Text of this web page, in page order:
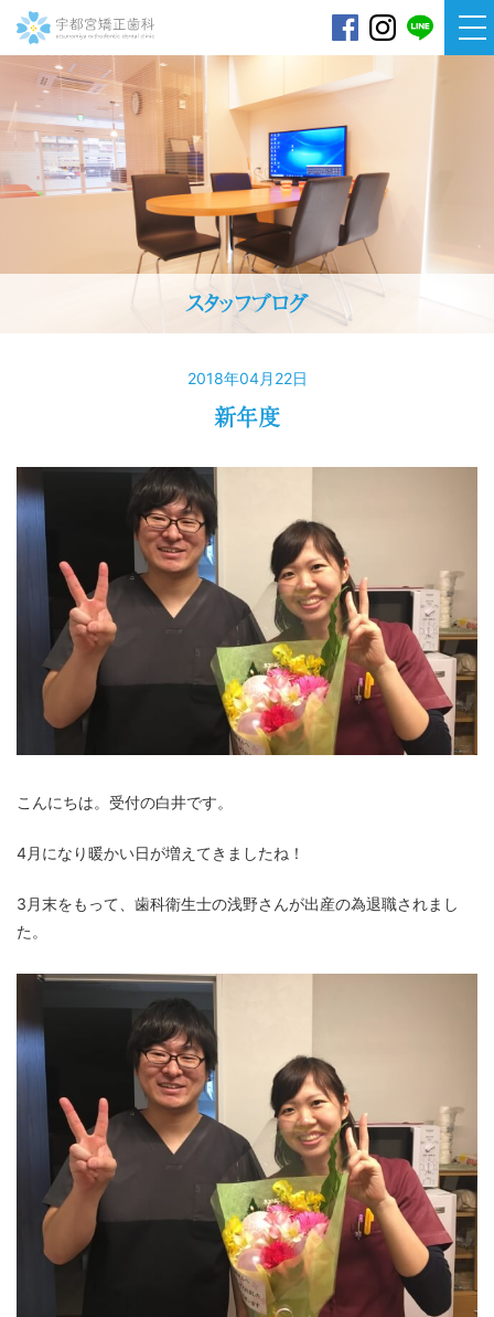
宇都宮矯正歯科
スタッフブログ
2018年04月22日
新年度
こんにちは。受付の白井です。
4月になり暖かい日が増えてきましたね！
3月末をもって、歯科衛生士の浅野さんが出産の為退職されまし
た。